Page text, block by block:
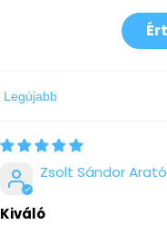
Sort by
Zsolt Sándor Arató
Kiváló